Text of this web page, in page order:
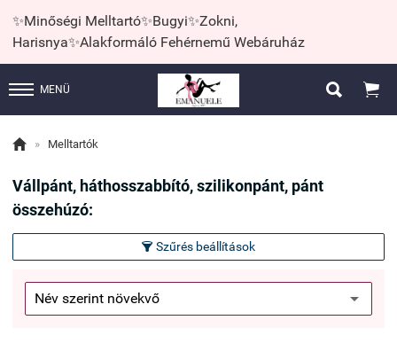
✨Minőségi Melltartó✨Bugyi✨Zokni,
Harisnya✨Alakformáló Fehérnemű Webáruház
MENÜ  
 » Melltartók
Vállpánt, háthosszabbító, szilikonpánt, pánt
összehúzó:
 Szűrés beállítások